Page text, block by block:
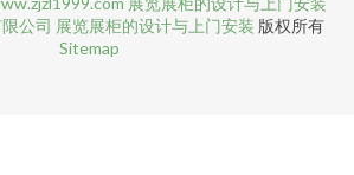
公司 展览展柜的设计与上门安装 版权所有
Sitemap